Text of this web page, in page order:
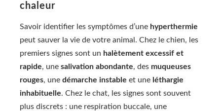
chaleur
Savoir identifier les symptômes d’une hyperthermie
peut sauver la vie de votre animal. Chez le chien, les
premiers signes sont un halètement excessif et
rapide, une salivation abondante, des muqueuses
rouges, une démarche instable et une léthargie
inhabituelle. Chez le chat, les signes sont souvent
plus discrets : une respiration buccale, une